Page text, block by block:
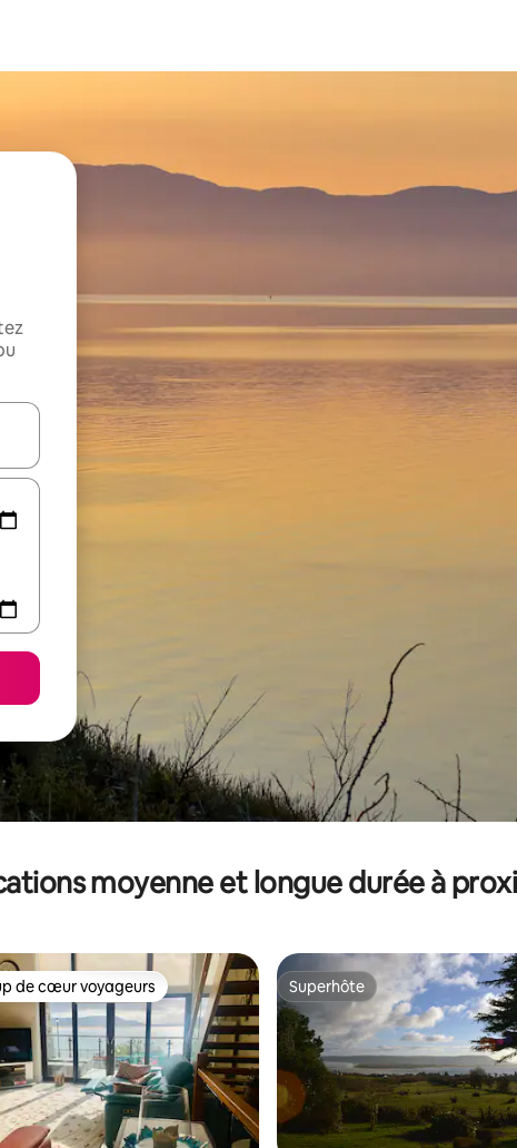
vers le haut et vers le bas pour les parcourir ou en appuyant et en
moyenne et longue durée à
de cœur voyageurs les plus appréciés
de cœur voyageurs Superhôte
Superhôte